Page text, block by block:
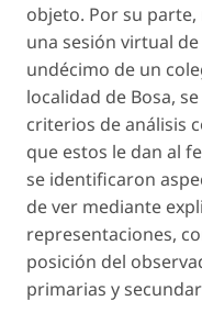
objeto. Por su
una sesión virtual
undécimo de un
localidad de Bosa,
criterios de análisis
que estos le dan al
se identificaron
de ver mediante
representaciones,
posición del
primarias y